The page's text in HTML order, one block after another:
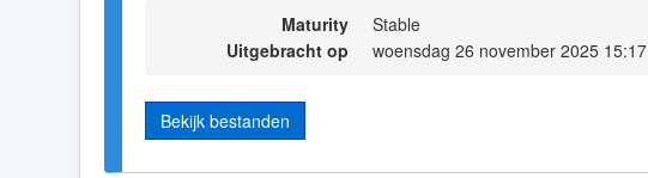
Maturity
Stable
Uitgebracht op
woensdag 26 november 2025 15:17
Bekijk bestanden